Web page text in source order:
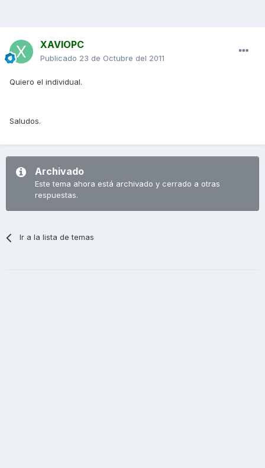
XAVIOPC
Publicado 23 de Octubre del 2011
Quiero el individual.
Saludos.
Archivado
Este tema ahora está archivado y cerrado a otras
respuestas.
Ir a la lista de temas